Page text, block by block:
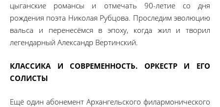
цыганские романсы и отмечать 90-летие со дня
рождения поэта Николая Рубцова. Проследим эволюцию
вальса и перенесёмся в эпоху, когда жил и творил
легендарный Александр Вертинский.
КЛАССИКА И СОВРЕМЕННОСТЬ. ОРКЕСТР И ЕГО
СОЛИСТЫ
Ещё один абонемент Архангельского филармонического